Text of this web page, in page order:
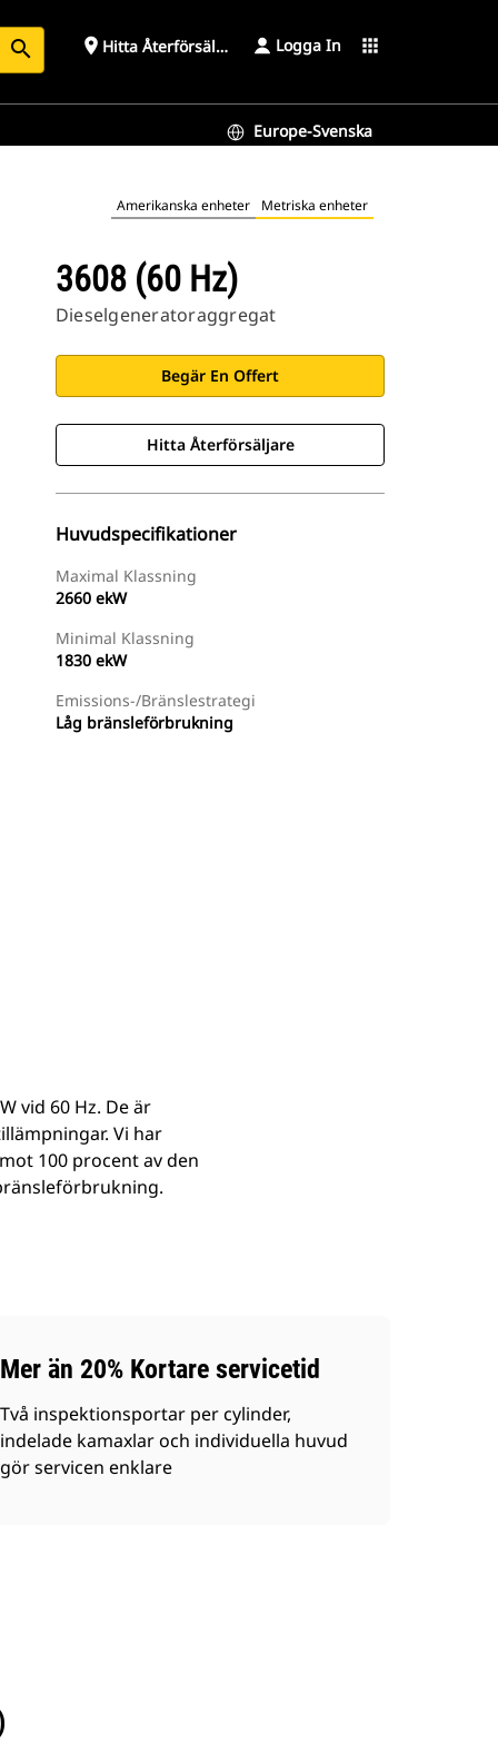
search place Hitta Återförsäljare Logga In apps
Europe-Svenska
Amerikanska enheter Metriska enheter
3608 (60 Hz)
Dieselgeneratoraggregat
Begär En Offert
Hitta Återförsäljare
Huvudspecifikationer
Maximal Klassning
2660 ekW
Minimal Klassning
1830 ekW
Emissions-/bränslestrategi
Låg bränsleförbrukning
vid 60 Hz. De är
Vi har
100 procent av den
Mer än 20% Kortare servicetid
Två inspektionsportar per cylinder,
indelade kamaxlar och individuella huvud
gör servicen enklare